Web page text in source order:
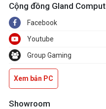
Phụ kiện đi
kèm
Sách hướng
Cộng đồng Gland
Facebook
Youtube
Group Gaming
Xem bản PC
Showroom